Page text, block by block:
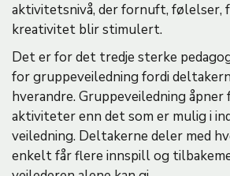
aktivitetsnivå, der fornuft, følelser,
kreativitet blir stimulert.
Det er for det tredje sterke
for gruppeveiledning fordi
hverandre. Gruppeveiledning
aktiviteter enn det som er mulig i
veiledning. Deltakerne deler med
enkelt får flere innspill og